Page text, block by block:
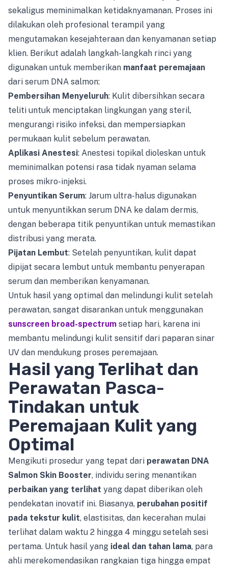
sekaligus meminimalkan ketidaknyamanan. Proses ini
dilakukan oleh profesional terampil yang
mengutamakan kesejahteraan dan kenyamanan setiap
klien. Berikut adalah langkah-langkah rinci yang
digunakan untuk memberikan manfaat peremajaan
dari serum DNA salmon:
Pembersihan Menyeluruh: Kulit dibersihkan secara
teliti untuk menciptakan lingkungan yang steril,
mengurangi risiko infeksi, dan mempersiapkan
permukaan kulit sebelum perawatan.
Aplikasi Anestesi: Anestesi topikal dioleskan untuk
meminimalkan potensi rasa tidak nyaman selama
proses mikro-injeksi.
Penyuntikan Serum: Jarum ultra-halus digunakan
untuk menyuntikkan serum DNA ke dalam dermis,
dengan beberapa titik penyuntikan untuk memastikan
distribusi yang merata.
Pijatan Lembut: Setelah penyuntikan, kulit dapat
dipijat secara lembut untuk membantu penyerapan
serum dan memberikan kenyamanan.
Untuk hasil yang optimal dan melindungi kulit setelah
perawatan, sangat disarankan untuk menggunakan
sunscreen broad-spectrum setiap hari, karena ini
membantu melindungi kulit sensitif dari paparan sinar
UV dan mendukung proses peremajaan.
Hasil yang Terlihat dan
Perawatan Pasca-
Tindakan untuk
Peremajaan Kulit yang
Optimal
Mengikuti prosedur yang tepat dari perawatan DNA
Salmon Skin Booster, individu sering menantikan
perbaikan yang terlihat yang dapat diberikan oleh
pendekatan inovatif ini. Biasanya, perubahan positif
pada tekstur kulit, elastisitas, dan kecerahan mulai
terlihat dalam waktu 2 hingga 4 minggu setelah sesi
pertama. Untuk hasil yang ideal dan tahan lama, para
ahli merekomendasikan rangkaian tiga hingga empat